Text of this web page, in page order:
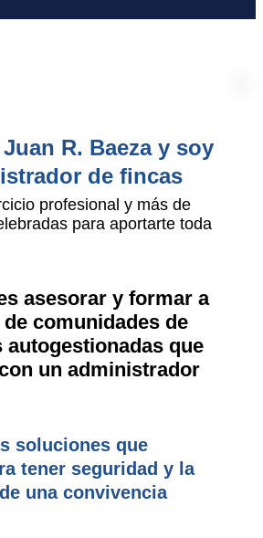
R. Baeza y soy
de fincas
profesional y más de
para aportarte toda
asesorar y formar a
comunidades de
que
un administrador
soluciones que
tener seguridad y la
una convivencia